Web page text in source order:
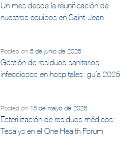
Un mes desde la reunificación de
nuestros equipos en Saint-Jean
Posted on8 de junio de 2026
Gestión de residuos sanitarios
infecciosos en hospitales: guía 2025
Posted on 15 de mayo de 2026
Esterilización de residuos médicos:
Tesalys en el One Health Forum